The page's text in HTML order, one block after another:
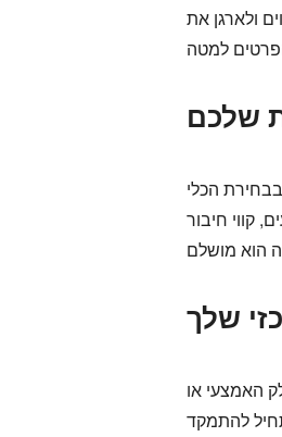
ולארגן את
הכלי
קווי חיבור
האמצעי או
להתמקד